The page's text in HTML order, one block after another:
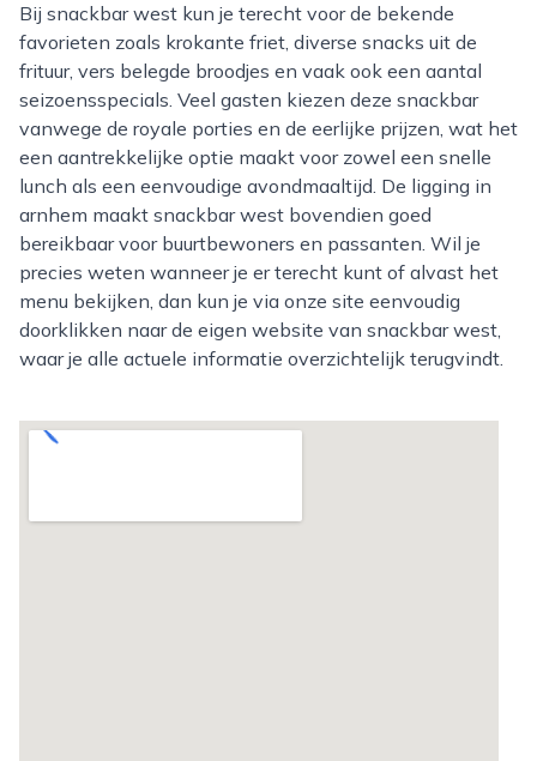
Bij snackbar west kun je terecht voor de bekende
favorieten zoals krokante friet, diverse snacks uit de
frituur, vers belegde broodjes en vaak ook een aantal
seizoensspecials. Veel gasten kiezen deze snackbar
vanwege de royale porties en de eerlijke prijzen, wat het
een aantrekkelijke optie maakt voor zowel een snelle
lunch als een eenvoudige avondmaaltijd. De ligging in
arnhem maakt snackbar west bovendien goed
bereikbaar voor buurtbewoners en passanten. Wil je
precies weten wanneer je er terecht kunt of alvast het
menu bekijken, dan kun je via onze site eenvoudig
doorklikken naar de eigen website van snackbar west,
waar je alle actuele informatie overzichtelijk terugvindt.